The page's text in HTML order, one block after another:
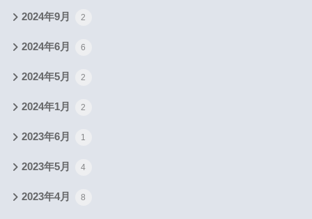
2024年9月 2
2024年6月 6
2024年5月 2
2024年1月 2
2023年6月 1
2023年5月 4
2023年4月 8